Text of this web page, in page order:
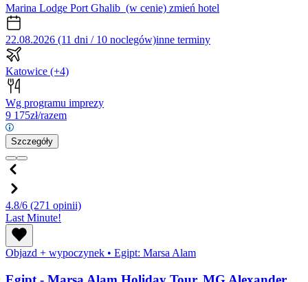
Marina Lodge Port Ghalib (w cenie) zmień hotel
22.08.2026 (11 dni / 10 noclegów)inne terminy
Katowice (+4)
Wg programu imprezy
9 175zł/razem
Szczegóły
4.8/6 (271 opinii)
Last Minute!
Objazd + wypoczynek • Egipt: Marsa Alam